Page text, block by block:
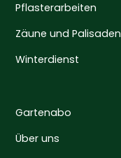
Pflasterarbeiten
Zäune und Palisaden
Winterdienst
Gartenabo
Über uns